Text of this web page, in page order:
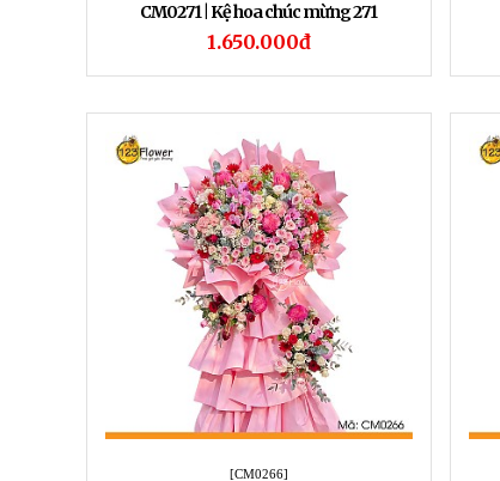
CM0271 | Kệ hoa chúc mừng 271
1.650.000đ
[CM0266]